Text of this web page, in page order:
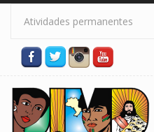
Pular para o conteúdo principal